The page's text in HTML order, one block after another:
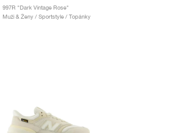
997R "Dark Vintage Rose"
Muži & Ženy / Sportstyle / Topánky